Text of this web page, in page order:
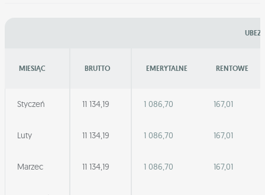
MIESIĄC BRUTTO EMERYTALNE RENTOWE
Styczeń 11 134,19 1 086,70 167,01
Luty 11 134,19 1 086,70 167,01
Marzec 11 134,19 1 086,70 167,01